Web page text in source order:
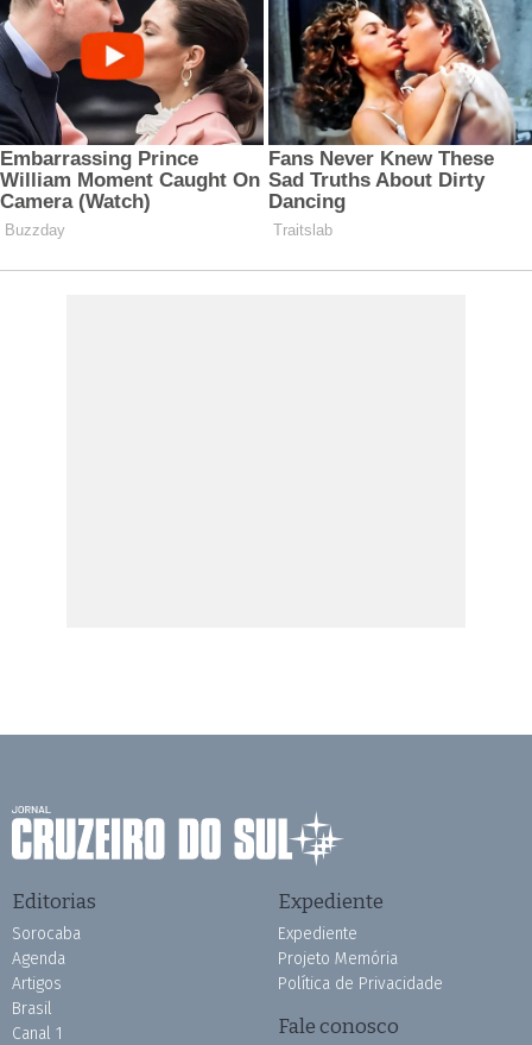
Editorias
Sorocaba
Agenda
Artigos
Brasil
Canal 1
Expediente
Expediente
Projeto Memória
Política de Privacidade
Fale conosco